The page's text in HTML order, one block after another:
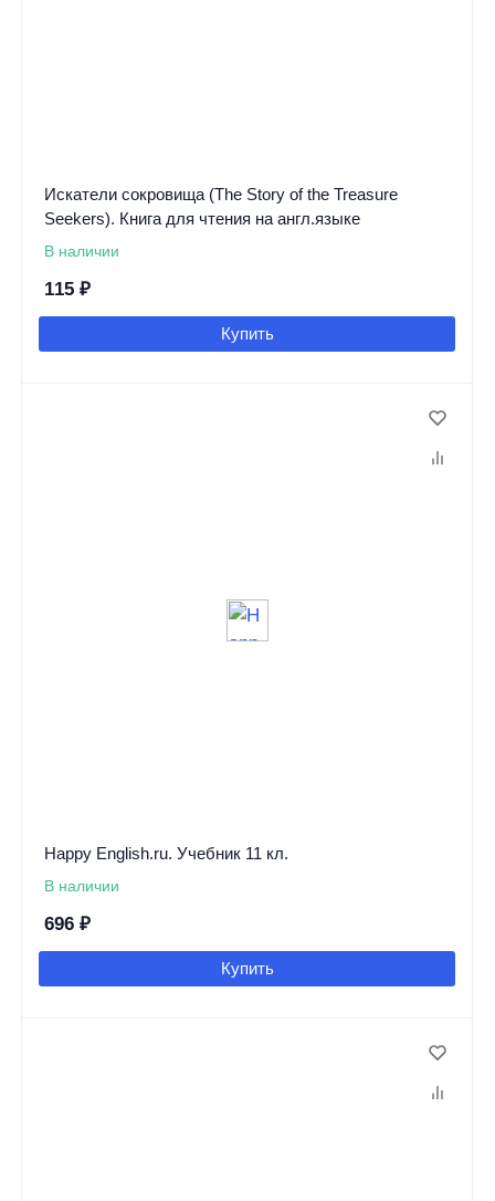
Искатели сокровища (The Story of the Treasure
Seekers). Книга для чтения на англ.языке
В наличии
115 ₽
Купить
Happy English.ru. Учебник 11 кл.
В наличии
696 ₽
Купить